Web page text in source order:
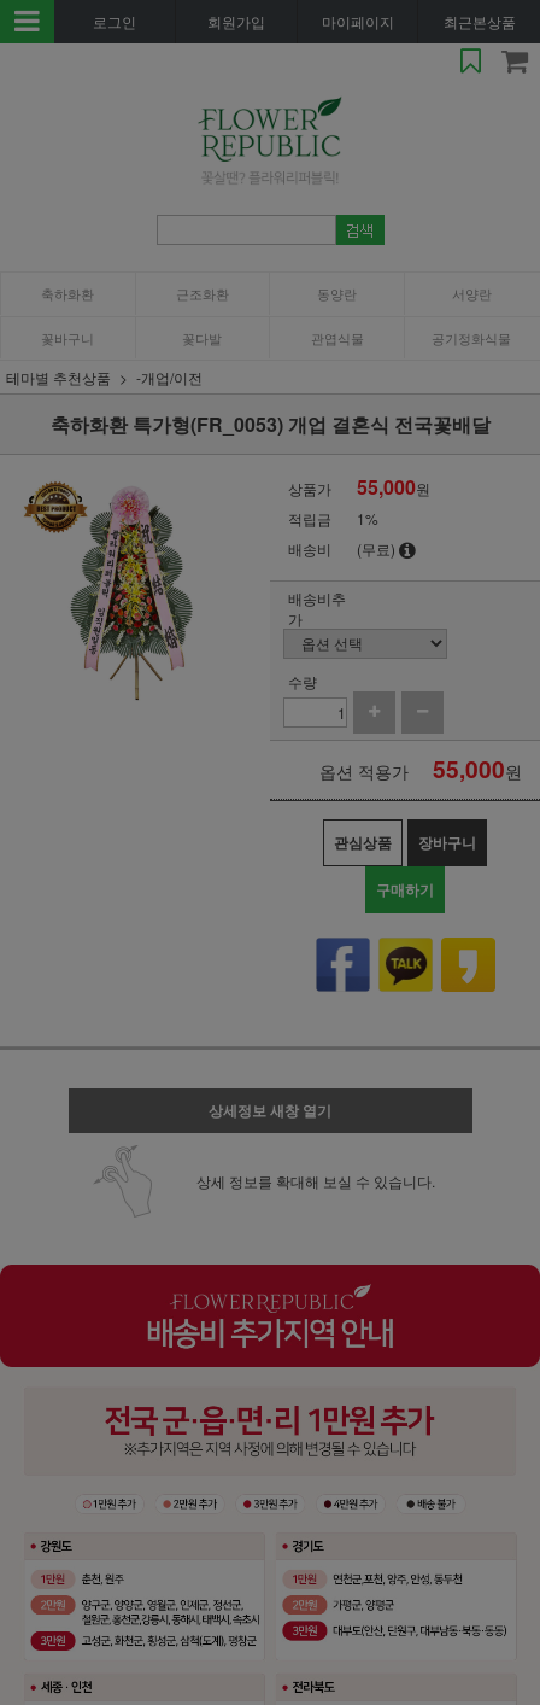
로그인 회원가입 마이페이지 최근본상품
축하화환 근조화환 동양란 서양란
꽃바구니 꽃다발 관엽식물 공기정화식물
테마별 추천상품 -개업/이전
축하화환 특가형(FR_0053) 개업 결혼식 전국꽃배달
상품가 55,000원
적립금
1%
배송비
(무료)
배송비추
가
수량
옵션 적용가 55,000원
관심상품 장바구니
구매하기
상세정보 새창 열기
상세 정보를 확대해 보실 수 있습니다.